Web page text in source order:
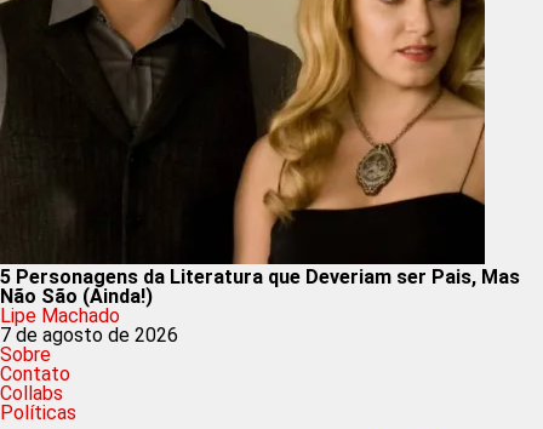
5 Personagens da Literatura que Deveriam ser Pais, Mas
Não São (Ainda!)
Lipe Machado
7 de agosto de 2026
Sobre
Contato
Collabs
Políticas